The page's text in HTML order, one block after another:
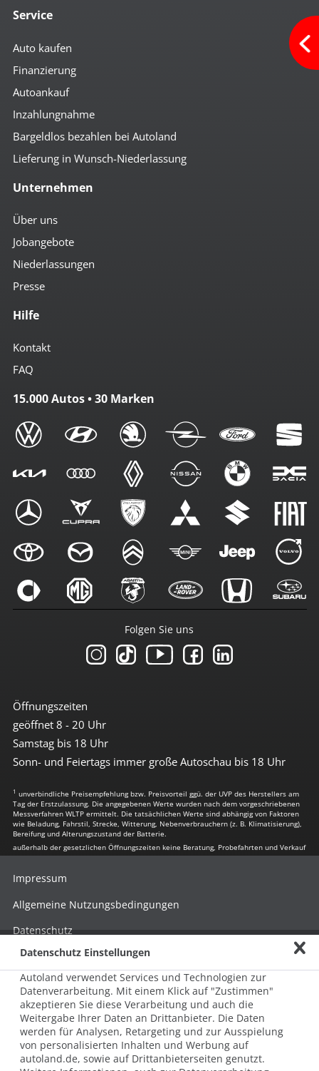
Service
Auto kaufen
Finanzierung
Autoankauf
Inzahlungnahme
Bargeldlos bezahlen bei Autoland
Lieferung in Wunsch-Niederlassung
Unternehmen
Über uns
Jobangebote
Niederlassungen
Presse
Hilfe
Kontakt
FAQ
15.000 Autos • 30 Marken
Öffnungszeiten
geöffnet 8 - 20 Uhr
Samstag bis 18 Uhr
Sonn- und Feiertags immer große Autoschau bis 18 Uhr
Folgen Sie uns
1 unverbindliche Preisempfehlung bzw. Preisvorteil ggü. der UVP des Herstellers am
Tag der Erstzulassung. Die angegebenen Werte wurden nach dem vorgeschriebenen
Messverfahren WLTP ermittelt. Die tatsächlichen Werte sind abhängig von Faktoren
wie Beladung, Fahrstil, Strecke, Witterung, Nebenverbrauchern (z. B. Klimatisierung),
Bereifung und Alterungszustand der Batterie.
außerhalb der gesetzlichen Öffnungszeiten keine Beratung, Probefahrten und Verkauf
© 2026 AUTOLAND 24 SE & Co. Betriebs KG
Werner-von-Siemens-Str. 2, 06796 Brehna, Deutschland
Impressum
Allgemeine Nutzungsbedingungen
Datenschutz
Hinweisgebersystem nach HinSchG
Beschwerde nach LkSG
Grundsatzerklärung zum LkSG
Datenschutz Einstellungen
Autoland verwendet Services und Technologien zur
Datenverarbeitung. Mit einem Klick auf "Zustimmen"
akzeptieren Sie diese Verarbeitung und auch die
Weitergabe Ihrer Daten an Drittanbieter. Die Daten
werden für Analysen, Retargeting und zur Ausspielung
von personalisierten Inhalten und Werbung auf
autoland.de, sowie auf Drittanbieterseiten genutzt.